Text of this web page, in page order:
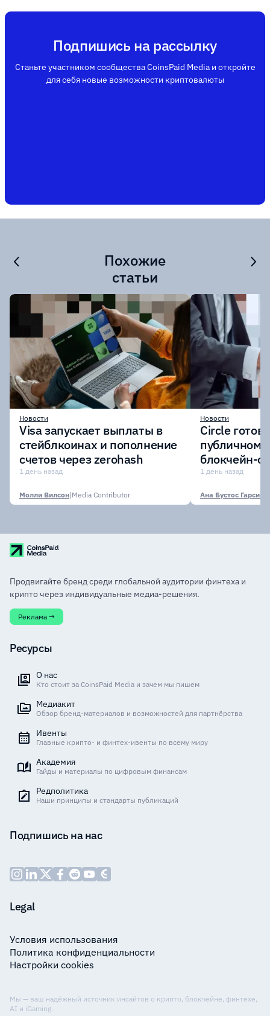
Подпишись на рассылку
Станьте участником сообщества CoinsPaid Media и откройте
для себя новые возможности криптовалюты
Похожие
статьи
Новости
Visa запускает выплаты в
стейблкоинах и пополнение
счетов через zerohash
1 день назад
Молли Вилсон|Media Contributor
Новости
Circle
публичному
блокчейн-
участии
1 день назад
Ана Бустос Гарсия
Продвигайте бренд среди глобальной аудитории финтеха и
крипто через индивидуальные медиа-решения.
Реклама →
Ресурсы
О нас
Кто стоит за CoinsPaid Media и зачем мы пишем
Медиакит
Обзор бренд-материалов и возможностей для партнёрства
Ивенты
Главные крипто- и финтех-ивенты по всему миру
Академия
Гайды и материалы по цифровым финансам
Редполитика
Наши принципы и стандарты публикаций
Подпишись на нас
Legal
Условия использования
Политика конфиденциальности
Настройки cookies
Мы — ваш надёжный источник инсайтов о крипто, блокчейне, финтехе,
AI и iGaming.